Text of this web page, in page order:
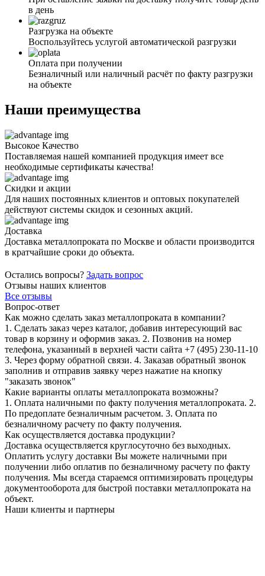
в день
Разгрузка на объекте
Воспользуйтесь услугой автоматической разгрузки
Оплата при получении
Безналичный или наличный расчёт по факту разгрузки
на объекте
Наши преимущества
Высокое Качество
Поставляемая нашей компанией продукция имеет все
необходимые сертификаты качества!
Скидки и акции
Для наших постоянных клиентов и оптовых покупателей
действуют системы скидок и сезонных акций.
Доставка
Доставка металлопроката по Москве и области производится
в кратчайшие сроки до объекта.
Остались вопросы? Задать вопрос
Отзывы наших клиентов
Все отзывы
Вопрос-ответ
Как можно сделать заказ металлопроката в компании?
1. Сделать заказ через каталог, добавив интересующий вас
товар в корзину и оформив заказ. 2. Позвонив на номер
телефона, указанный в верхней части сайта +7 (495) 230-11-10
3. Через форму обратной связи. 4. Заказав обратный звонок
заполнив и отправив заявку через нажатие на кнопку
"заказать звонок"
Какие варианты оплаты металлопроката возможны?
1. Оплата наличными по факту получения металлопроката. 2.
По предоплате безналичным расчетом. 3. Оплата по
безналичному расчету по факту получения.
Как осуществляется доставка продукции?
Доставка осуществляется круглосуточно без выходных.
Оплатить услугу доставки Вы можете наличными при
получении либо оплатив по безналичному расчету по факту
получения. Мы всегда стараемся оптимизировать процедуры
документооборота для быстрой поставки металлопроката на
объект.
Наши клиенты и партнеры